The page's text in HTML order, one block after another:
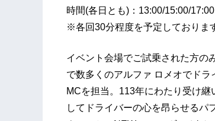
時間(各日とも)：13:00/15:00/17:00
※各回30分程度を予定しておりま
イベント会場でご試乗された方の
で数多くのアルファ ロメオでド
MCを担当。113年にわたり受け
してドライバーの心を昂らせるパ